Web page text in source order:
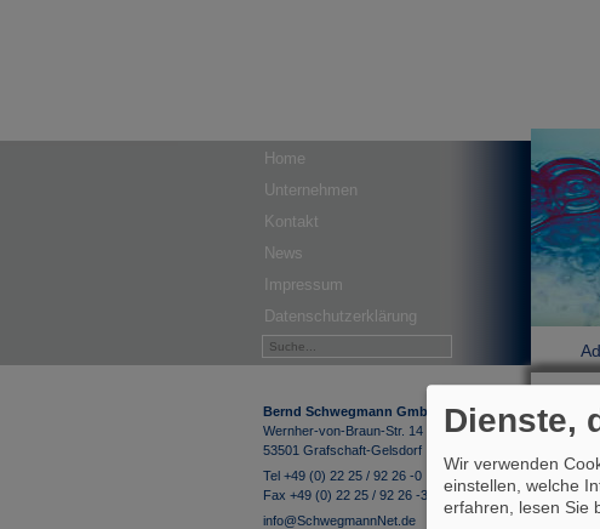
Home
Unternehmen
Kontakt
News
Impressum
Datenschutzerklärung
Bernd Schwegmann GmbH & Co. KG
Wernher-von-Braun-Str. 14
53501 Grafschaft-Gelsdorf
Tel +49 (0) 22 25 / 92 26 -0
Fax +49 (0) 22 25 / 92 26 -33
info@SchwegmannNet.de
Dienste,
Wir verwenden
einstellen, welche
erfahren, lesen Sie